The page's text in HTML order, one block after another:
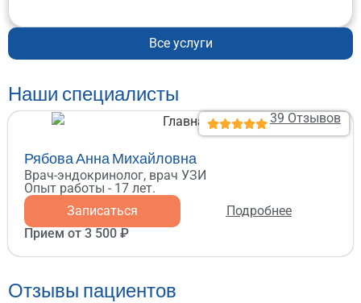
Все услуги
Наши специалисты
39 Отзывов
Рябова Анна Михайловна
Врач-эндокринолог, врач УЗИ
Опыт работы - 17 лет.
Записаться
Подробнее
Прием от 3 500 ₽
Отзывы пациентов